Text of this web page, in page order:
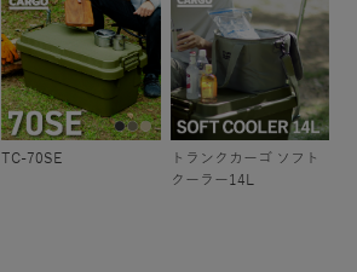
TC-70SE
トランクカーゴ ソフト
クーラー14L